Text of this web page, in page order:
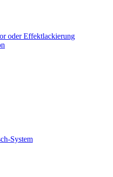
oder Effektlackierung
System